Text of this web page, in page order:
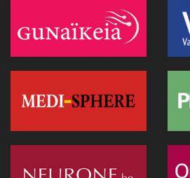
dans la diffusion d'informations
07 juillet 2026 - 20:56
Les Belges restent les plus réticents
diagnostic médical par l'IA (étude)
réduisant la dose de rayonnement
06 juillet 2026 - 10:49
L'hôpital d'Ostende teste l'IA en